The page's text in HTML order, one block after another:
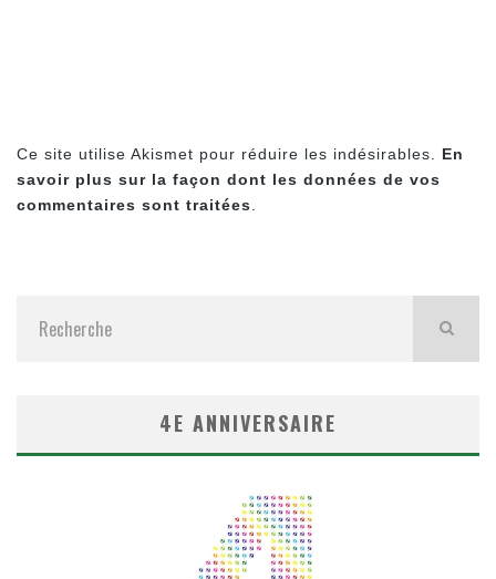
Ce site utilise Akismet pour réduire les indésirables. En
savoir plus sur la façon dont les données de vos
commentaires sont traitées
4E ANNIVERSAIRE